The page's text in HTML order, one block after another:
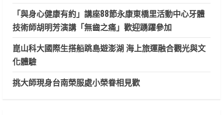
「與身心健康有約」講座88節永康東橋里活動中心牙體
技術師胡明芳演講「無齒之痛」歡迎踴躍參加
崑山科大國際生搭船跳島遊澎湖 海上旅運融合觀光與文
化體驗
挑大師現身台南榮服處小榮眷相見歡